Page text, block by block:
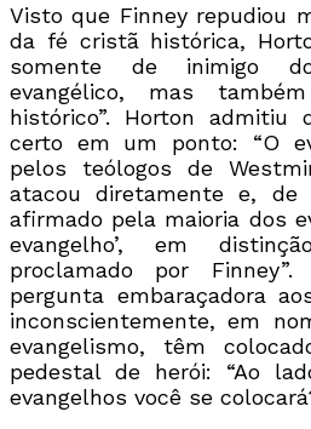
Visto que Finney repudiou
da fé cristã histórica,
somente de inimigo
evangélico, mas
histórico”. Horton admitiu
certo em um ponto: “O
pelos teólogos de
atacou diretamente e, de
afirmado pela maioria dos
evangelho’, em
proclamado por
pergunta embaraçadora
inconscientemente, em
evangelismo, têm
pedestal de herói: “Ao
evangelhos você se